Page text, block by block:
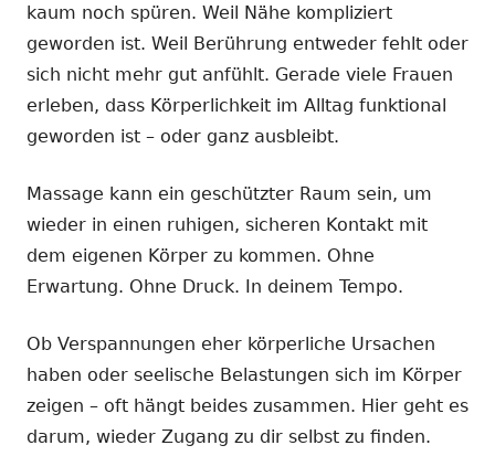
kaum noch spüren. Weil Nähe kompliziert
geworden ist. Weil Berührung entweder fehlt oder
sich nicht mehr gut anfühlt. Gerade viele Frauen
erleben, dass Körperlichkeit im Alltag funktional
geworden ist – oder ganz ausbleibt.
Massage kann ein geschützter Raum sein, um
wieder in einen ruhigen, sicheren Kontakt mit
dem eigenen Körper zu kommen. Ohne
Erwartung. Ohne Druck. In deinem Tempo.
Ob Verspannungen eher körperliche Ursachen
haben oder seelische Belastungen sich im Körper
zeigen – oft hängt beides zusammen. Hier geht es
darum, wieder Zugang zu dir selbst zu finden.